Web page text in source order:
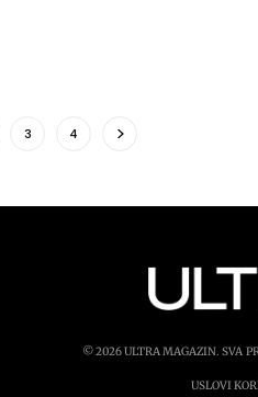
3 4
© 2026 ULTRA MAGAZIN. SVA
USLOVI